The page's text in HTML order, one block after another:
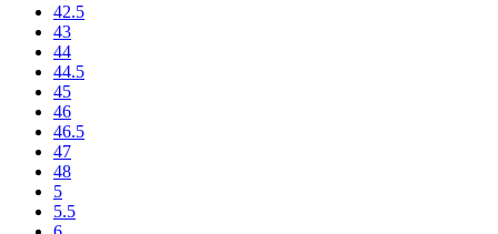
42.5
43
44
44.5
45
46
46.5
47
48
5
5.5